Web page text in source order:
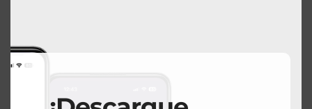
Haga que los vegetales sean el centro de su
plato. Comience con una porción grande de
Elija granos integrales como arroz integral,